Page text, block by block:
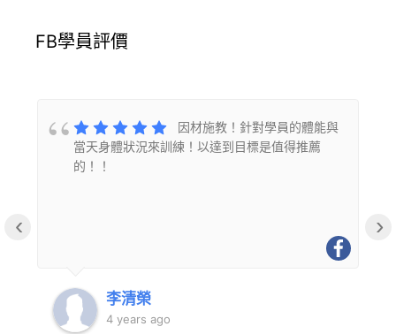
FB學員評價
因材施教！針對學員的體能與
當天身體狀況來訓練！以達到目標是值得推薦
的！！
李清榮
4 years ago
‹ ›